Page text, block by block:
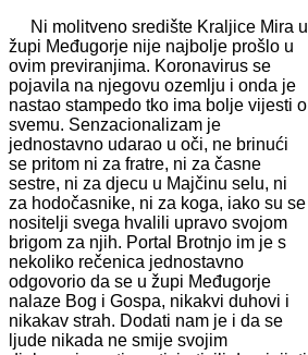
Ni molitveno središte Kraljice Mira u
župi Međugorje nije najbolje prošlo u
ovim previranjima. Koronavirus se
pojavila na njegovu ozemlju i onda je
nastao stampedo tko ima bolje vijesti o
svemu. Senzacionalizam je
jednostavno udarao u oči, ne brinući
se pritom ni za fratre, ni za časne
sestre, ni za djecu u Majčinu selu, ni
za hodočasnike, ni za koga, iako su se
nositelji svega hvalili upravo svojom
brigom za njih. Portal Brotnjo im je s
nekoliko rečenica jednostavno
odgovorio da se u župi Međugorje
nalaze Bog i Gospa, nikakvi duhovi i
nikakav strah. Dodati nam je i da se
ljude nikada ne smije svojim